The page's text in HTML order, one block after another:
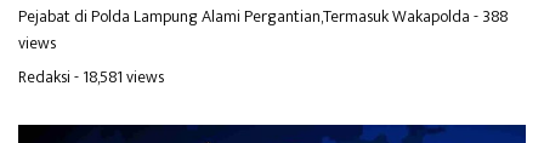
Pejabat di Polda Lampung Alami Pergantian,Termasuk Wakapolda- 388
views
Redaksi- 18,581 views